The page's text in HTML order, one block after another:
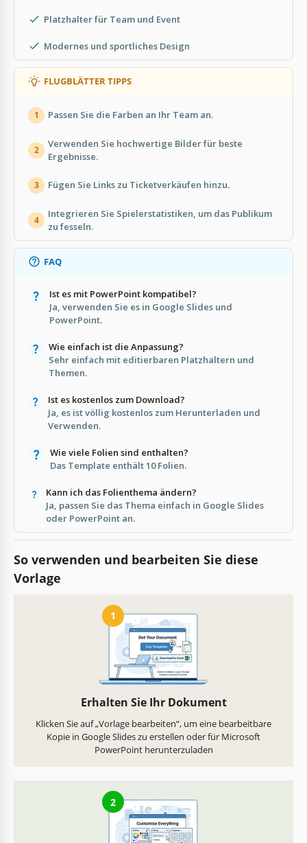
Platzhalter für Team und Event
Modernes und sportliches Design
FLUGBLÄTTER TIPPS
1 Passen Sie die Farben an Ihr Team an.
2
Verwenden Sie hochwertige Bilder für beste
Ergebnisse.
3 Fügen Sie Links zu Ticketverkäufen hinzu.
4
Integrieren Sie Spielerstatistiken, um das Publikum
zu fesseln.
FAQ
Ist es mit PowerPoint kompatibel?
Ja, verwenden Sie es in Google Slides und
PowerPoint.
Wie einfach ist die Anpassung?
Sehr einfach mit editierbaren Platzhaltern und
Themen.
Ist es kostenlos zum Download?
Ja, es ist völlig kostenlos zum Herunterladen und
Verwenden.
Wie viele Folien sind enthalten?
Das Template enthält 10 Folien.
Kann ich das Folienthema ändern?
Ja, passen Sie das Thema einfach in Google Slides
oder PowerPoint an.
So verwenden und bearbeiten Sie diese
Vorlage
1
Erhalten Sie Ihr Dokument
Klicken Sie auf „Vorlage bearbeiten“, um eine bearbeitbare
Kopie in Google Slides zu erstellen oder für Microsoft
PowerPoint herunterzuladen
2